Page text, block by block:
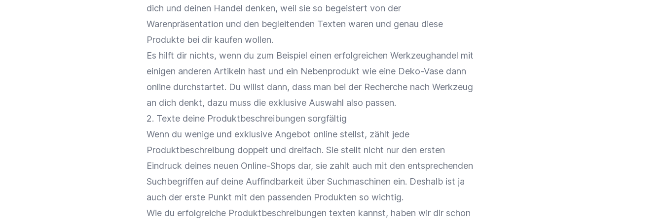
dich und deinen Handel denken, weil sie so begeistert von der
Warenpräsentation und den begleitenden Texten waren und genau diese
Produkte bei dir kaufen wollen.
Es hilft dir nichts, wenn du zum Beispiel einen erfolgreichen Werkzeughandel mit
einigen anderen Artikeln hast und ein Nebenprodukt wie eine Deko-Vase dann
online durchstartet. Du willst dann, dass man bei der Recherche nach Werkzeug
an dich denkt, dazu muss die exklusive Auswahl also passen.
2. Texte deine Produktbeschreibungen sorgfältig
Wenn du wenige und exklusive Angebot online stellst, zählt jede
Produktbeschreibung doppelt und dreifach. Sie stellt nicht nur den ersten
Eindruck deines neuen Online-Shops dar, sie zahlt auch mit den entsprechenden
Suchbegriffen auf deine Auffindbarkeit über Suchmaschinen ein. Deshalb ist ja
auch der erste Punkt mit den passenden Produkten so wichtig.
Wie du erfolgreiche Produktbeschreibungen texten kannst, haben wir dir schon